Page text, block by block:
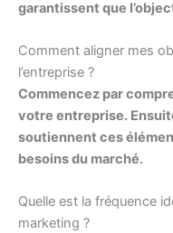
garantissent que
Comment aligner mes
l’entreprise ?
Commencez par
votre entreprise.
soutiennent ces
besoins du marché.
Quelle est la fréquence
marketing ?